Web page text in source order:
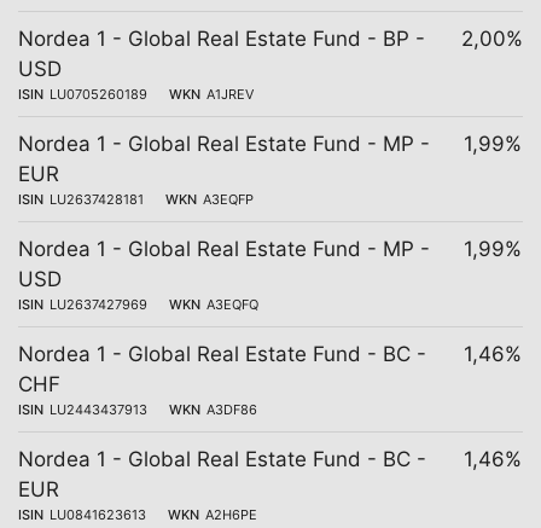
Nordea 1 - Global Real Estate Fund - BP -
USD
ISIN LU0705260189 WKN A1JREV
2,00%
Nordea 1 - Global Real Estate Fund - MP -
EUR
ISIN LU2637428181 WKN A3EQFP
1,99%
Nordea 1 - Global Real Estate Fund - MP -
USD
ISIN LU2637427969 WKN A3EQFQ
1,99%
Nordea 1 - Global Real Estate Fund - BC -
CHF
ISIN LU2443437913 WKN A3DF86
1,46%
Nordea 1 - Global Real Estate Fund - BC -
EUR
ISIN LU0841623613 WKN A2H6PE
1,46%